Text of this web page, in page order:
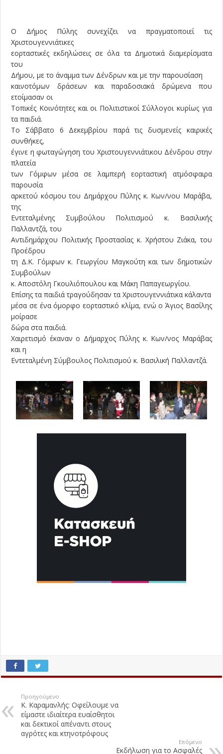
Ο Δήμος Πύλης συνεχίζει να πραγματοποιεί τις
Χριστουγεννιάτικες
εορταστικές εκδηλώσεις σε όλα τα Δημοτικά διαμερίσματα
του
Δήμου, με το άναμμα των Δένδρων και με την παρουσίαση
καινοτόμων δράσεων και παραδοσιακά δρώμενα που
ετοίμασαν οι
Τοπικές Κοινότητες και οι Πολιτιστικοί Σύλλογοι κυρίως για
τα παιδιά.
Το Σάββατο 6 Δεκεμβρίου παρά τις δυσμενείς καιρικές
συνθήκες,
έγινε η φωταγώγηση του Χριστουγεννιάτικου Δένδρου στην
πλατεία
των Γόμφων μέσα σε λαμπερή εορταστική ατμόσφαιρα
παρουσία
αρκετού κόσμου του Δημάρχου Πύλης κ. Κων/νου Μαράβα,
της
Εντεταλμένης Συμβούλου Πολιτισμού κ. Βασιλικής
Παλλαντζά, του
Αντιδημάρχου Πολιτικής Προστασίας κ. Χρήστου Ζιάκα, του
Προέδρου
τη Δ.Κ. Γόμφων κ. Γεωργίου Μαγκούτη και των δημοτικών
Συμβούλων
κ. Αποστόλη Γκουλιόπουλου και Μάκη Παπαγεωργίου.
Επίσης τα παιδιά τραγούδησαν τα Χριστουγεννιάτικα κάλαντα
μέσα σε ένα όμορφο εορταστικό κλίμα, ενώ ο Άγιος Βασίλης
μοίρασε
δώρα στα παιδιά.
Χαιρετισμό έκαναν ο Δήμαρχος Πύλης κ. Κων/νος Μαράβας
και η
Εντεταλμένη Σύμβουλος Πολιτισμού κ. Βασιλική Παλλαντζά.
Προηγούμενο
Κ. Καραμανλής: Οφείλουμε να
είμαστε ιδιαίτερα ευαίσθητοι
και δεκτικοί απέναντι στους
αγρότες και κτηνοτρόφους
Επόμενο
Εκδήλωση για το Ασφαλές